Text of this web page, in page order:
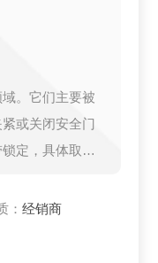
。它们主要被
或关闭安全门
定，具体取决
用气先导控
：经销商